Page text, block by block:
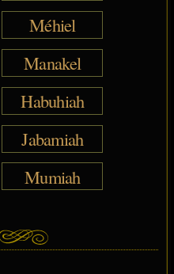
Méhiel
Manakel
Habuhiah
Jabamiah
Mumiah